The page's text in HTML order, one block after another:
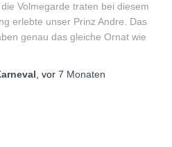
Volmegarde traten bei diesem
erlebte unser Prinz Andre. Das
genau das gleiche Ornat wie
, vor 7 Monaten